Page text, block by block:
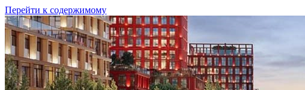
Перейти к содержимому